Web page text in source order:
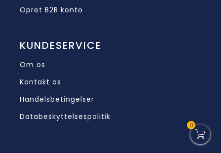
Opret B2B konto
KUNDESERVICE
Om os
Kontakt os
Handelsbetingelser
Databeskyttelsespolitik
0